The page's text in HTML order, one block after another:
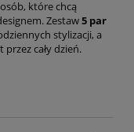
które chcą
Zestaw5 par
stylizacji, a
cały dzień.